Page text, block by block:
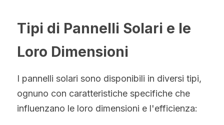
Tipi di Pannelli Solari e le
Loro Dimensioni
I pannelli solari sono disponibili in diversi tipi,
ognuno con caratteristiche specifiche che
influenzano le loro dimensioni e l'efficienza: